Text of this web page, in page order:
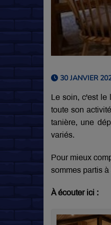
30 JANVIER
Le soin, c'est le
toute son
tanière, une
variés.
Pour mieux
sommes partis
À écouter ici :